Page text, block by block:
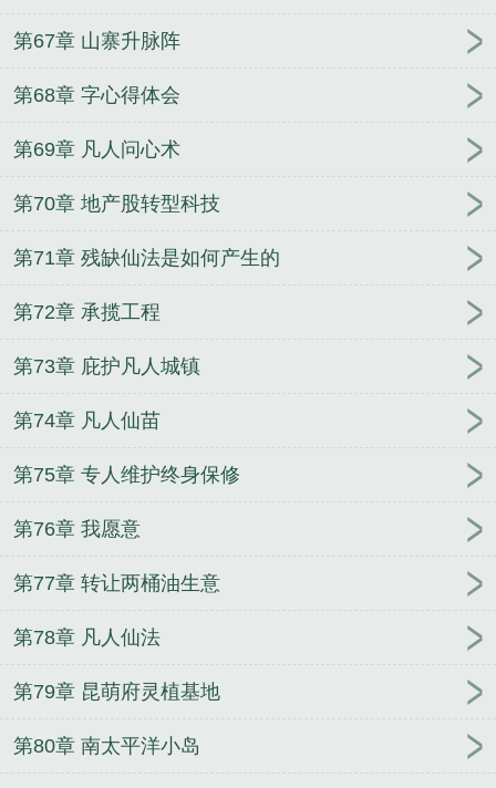
第67章 山寨升脉阵
第68章 字心得体会
第69章 凡人问心术
第70章 地产股转型科技
第71章 残缺仙法是如何产生的
第72章 承揽工程
第73章 庇护凡人城镇
第74章 凡人仙苗
第75章 专人维护终身保修
第76章 我愿意
第77章 转让两桶油生意
第78章 凡人仙法
第79章 昆萌府灵植基地
第80章 南太平洋小岛